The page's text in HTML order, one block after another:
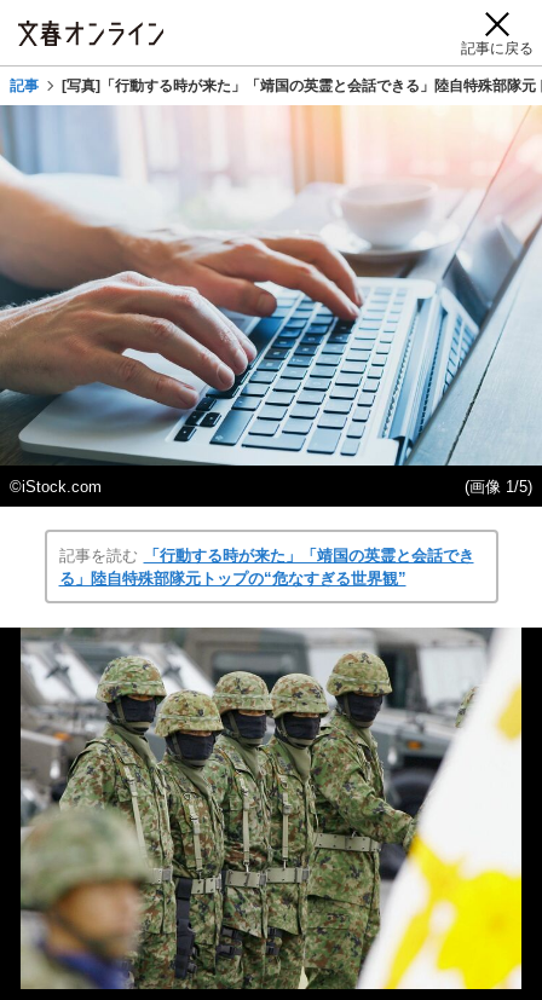
記事に戻る
記事 [写真]「行動する時が来た」「靖国の英霊と会話できる」陸自特殊部隊元
©️iStock.com (画像 1/5)
記事を読む
「行動する時が来た」「靖国の英霊と会話でき
る」陸自特殊部隊元トップの“危なすぎる世界観”